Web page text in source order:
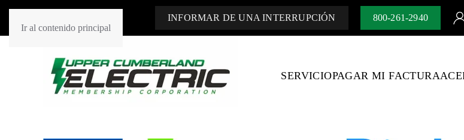
Ir al contenido principal
INFORMAR DE UNA INTERRUPCIÓN 800-261-2940
SERVICIOPAGAR MI FACTURA